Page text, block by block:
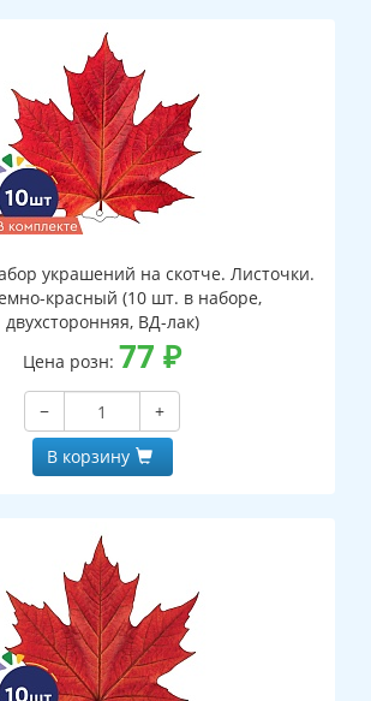
украшений на скотче. Листочки.
красный (10 шт. в наборе,
двухсторонняя, ВД-лак)
Цена розн: 77 ₽
−
+
В корзину